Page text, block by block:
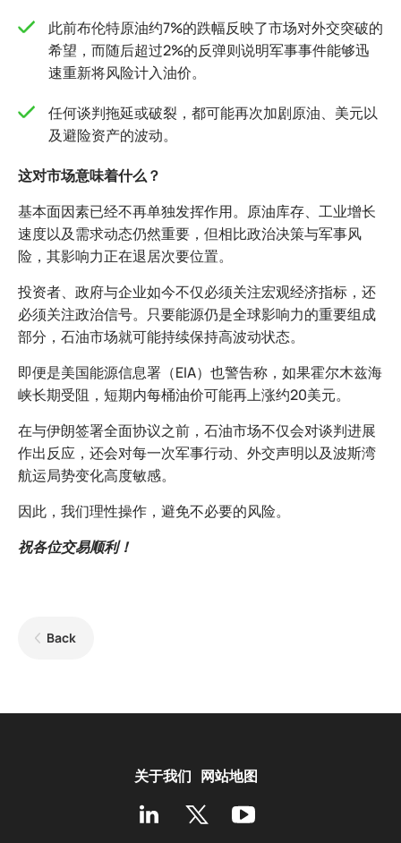
此前布伦特原油约7%的跌幅反映了市场对外交突破的
希望，而随后超过2%的反弹则说明军事事件能够迅
速重新将风险计入油价。
任何谈判拖延或破裂，都可能再次加剧原油、美元以
及避险资产的波动。
这对市场意味着什么？
基本面因素已经不再单独发挥作用。原油库存、工业增长
速度以及需求动态仍然重要，但相比政治决策与军事风
险，其影响力正在退居次要位置。
投资者、政府与企业如今不仅必须关注宏观经济指标，还
必须关注政治信号。只要能源仍是全球影响力的重要组成
部分，石油市场就可能持续保持高波动状态。
即便是美国能源信息署（EIA）也警告称，如果霍尔木兹海
峡长期受阻，短期内每桶油价可能再上涨约20美元。
在与伊朗签署全面协议之前，石油市场不仅会对谈判进展
作出反应，还会对每一次军事行动、外交声明以及波斯湾
航运局势变化高度敏感。
因此，我们理性操作，避免不必要的风险。
祝各位交易顺利！
Back
关于我们 网站地图